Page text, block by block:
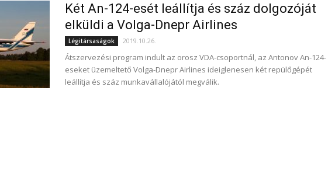
Két An-124-esét leállítja és száz dolgozóját
elküldi a Volga-Dnepr Airlines
Légitársaságok 2019.10.26.
Átszervezési program indult az orosz VDA-csoportnál, az Antonov An-124-
eseket üzemeltető Volga-Dnepr Airlines ideiglenesen két repülőgépét
leállítja és száz munkavállalójától megválik.